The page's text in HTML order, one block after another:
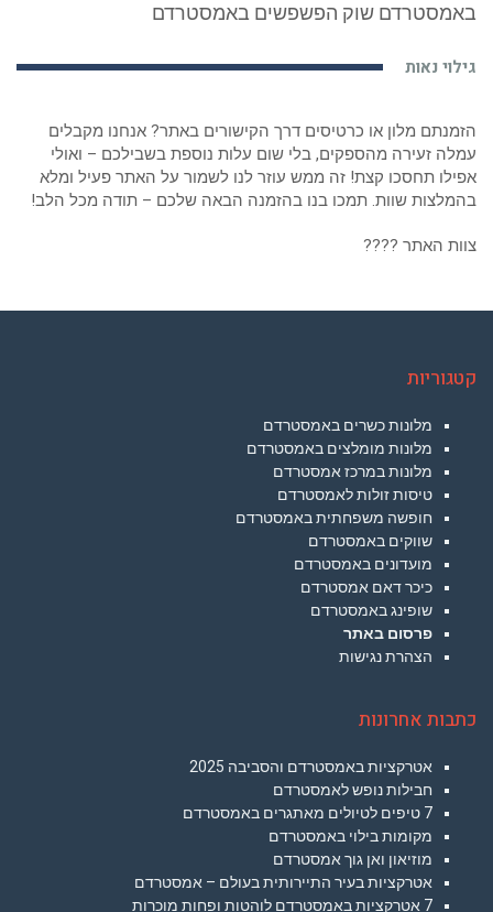
באמסטרדם שוק הפשפשים באמסטרדם
גילוי נאות
הזמנתם מלון או כרטיסים דרך הקישורים באתר? אנחנו מקבלים
עמלה זעירה מהספקים, בלי שום עלות נוספת בשבילכם – ואולי
אפילו תחסכו קצת! זה ממש עוזר לנו לשמור על האתר פעיל ומלא
בהמלצות שוות. תמכו בנו בהזמנה הבאה שלכם – תודה מכל הלב!
צוות האתר ????
קטגוריות
מלונות כשרים באמסטרדם
מלונות מומלצים באמסטרדם
מלונות במרכז אמסטרדם
טיסות זולות לאמסטרדם
חופשה משפחתית באמסטרדם
שווקים באמסטרדם
מועדונים באמסטרדם
כיכר דאם אמסטרדם
שופינג באמסטרדם
פרסום באתר
הצהרת נגישות
כתבות אחרונות
אטרקציות באמסטרדם והסביבה 2025
חבילות נופש לאמסטרדם
7 טיפים לטיולים מאתגרים באמסטרדם
מקומות בילוי באמסטרדם
מוזיאון ואן גוך אמסטרדם
אטרקציות בעיר התיירותית בעולם – אמסטרדם
7 אטרקציות באמסטרדם לוהטות ופחות מוכרות